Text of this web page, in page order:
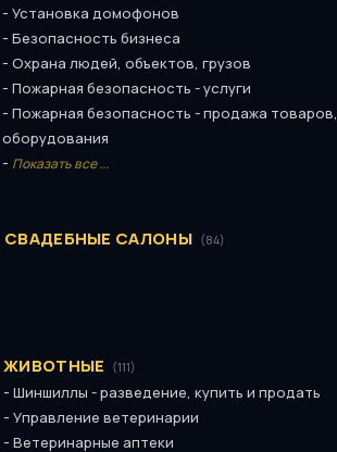
- Установка домофонов
- Безопасность бизнеса
- Охрана людей, объектов, грузов
- Пожарная безопасность - услуги
- Пожарная безопасность - продажа товаров,
оборудования
- Показать все ...
СВАДЕБНЫЕ САЛОНЫ (84)
ЖИВОТНЫЕ (111)
- Шиншиллы - разведение, купить и продать
- Управление ветеринарии
- Ветеринарные аптеки